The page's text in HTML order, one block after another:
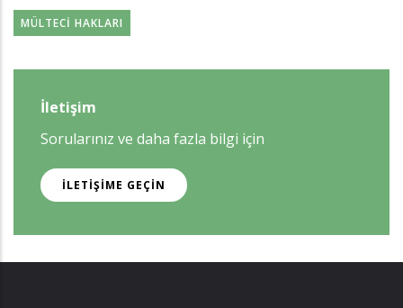
MÜLTECI HAKLARI
İletişim
Sorularınız ve daha fazla bilgi için
İLETIŞIME GEÇIN